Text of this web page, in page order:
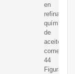
en
refinación
química
de
aceites
44
Figura